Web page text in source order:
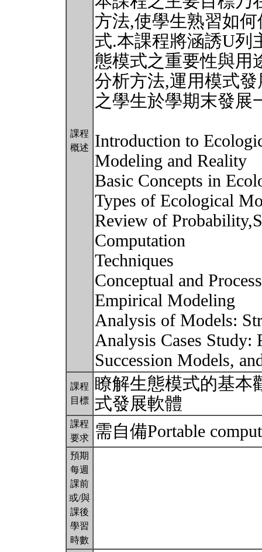
課程
概述
方法,使學生熟習如
式.本課程將涵誘U列
態模式之重要性與用
分析方法,運用模式
之學生於學期末發展
Introduction to
Modeling and Reality
Basic Concepts in
Types of Ecological
Review of
Computation
Techniques
Conceptual and
Empirical Modeling
Analysis of Models:
Analysis Cases Study:
Succession Models,
課程
目標
瞭解生態模式的基本
式發展軟體
課程
要求
需自備Portable
預期
每週
課前
或/與
課後
學習
時數